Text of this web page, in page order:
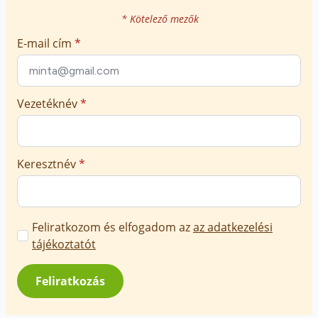
–
Lehetséges tehát egy autista gyermeket
integrálni?
* Kötelező mezők
E-mail cím *
Vezetéknév*
Keresztnév*
Marketing
üzenetek
jóváhagyása
*
Feliratkozom és elfogadom azaz adatkezelési
tájékoztatót
Feliratkozás